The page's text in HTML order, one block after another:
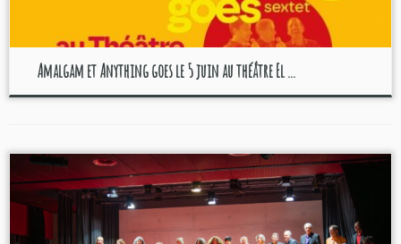
Amalgam et Anything goes le 5 juin au théâtre El ...